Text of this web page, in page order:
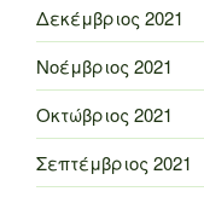
Δεκέμβριος 2021
Νοέμβριος 2021
Οκτώβριος 2021
Σεπτέμβριος 2021